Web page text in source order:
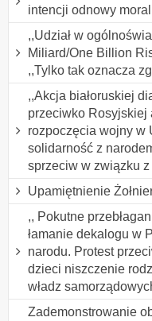
intencji odnowy
,,Udział w
Miliard/One Billion
,,Tylko tak oznacza
,,Akcja białoruskiej
przeciwko Rosyjskiej
rozpoczęcia wojny w
solidarność z
sprzeciw w związku z
Upamiętnienie
,, Pokutne
łamanie dekalogu w
narodu. Protest
dzieci niszczenie
władz
Zademonstrowanie